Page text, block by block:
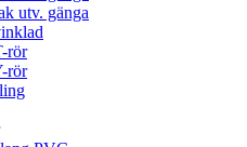
utv. gänga
rör
rör